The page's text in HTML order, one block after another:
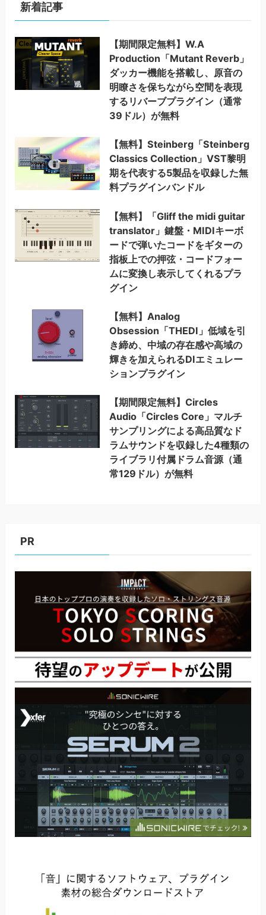
新着記事
【期間限定無料】W.A
Production「Mutant Reverb」
ダッカー機能を搭載し、原音の
明瞭さを保ちながら空間を表現
するリバーブプラグイン（通常
39ドル）が無料
【無料】Steinberg「Steinberg
Classics Collection」VST黎明
期を代表する5製品を収録した無
料プラグインバンドル
【無料】「Gliff the midi guitar
translator」鍵盤・MIDIキーボ
ードで弾いたコードをギターの
指板上での押弦・コードフォー
ムに変換し表示してくれるプラ
グイン
【無料】Analog
Obsession「THEDI」低域を引
き締め、中域の存在感や高域の
輝きを加えられるDIエミュレー
ションプラグイン
【期間限定無料】Circles
Audio「Circles Core」マルチ
サンプリングによる高品質なド
ラムサウンドを収録した4種類の
ライブラリ付属ドラム音源（通
常129ドル）が無料
PR